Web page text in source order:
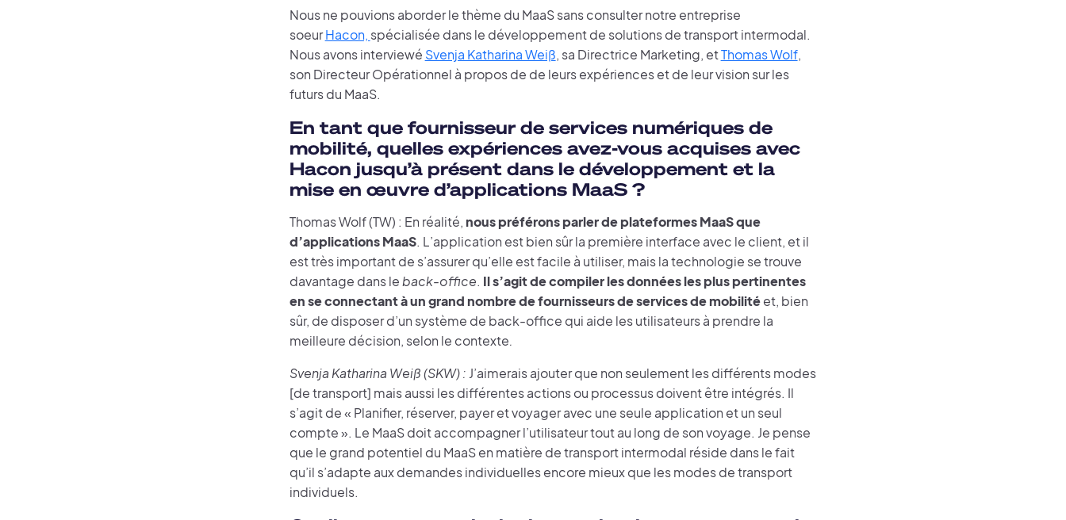
Nous ne pouvions aborder le thème du MaaS sans consulter notre entreprise
soeurHacon, spécialisée dans le développement de solutions de transport intermodal.
Nous avons interviewé Svenja Katharina Weiß, sa Directrice Marketing, etThomas Wolf,
son Directeur Opérationnel à propos de de leurs expériences et de leur vision sur les
futurs du MaaS.
En tant que fournisseur de services numériques de
mobilité, quelles expériences avez-vous acquises avec
Hacon jusqu’à présent dans le développement et la
mise en œuvre d’applications MaaS ?
Thomas Wolf (TW) : En réalité, nous préférons parler de plateformes MaaS que
d’applications MaaS. L’application est bien sûr la première interface avec le client, et il
est très important de s’assurer qu’elle est facile à utiliser, mais la technologie se trouve
davantage dans leback-office. Il s’agit de compiler les données les plus pertinentes
en se connectant à un grand nombre de fournisseurs de services de mobilitéet, bien
sûr, de disposer d’un système de back-office qui aide les utilisateurs à prendre la
meilleure décision, selon le contexte.
Svenja Katharina Weiß (SKW) : J’aimerais ajouter que non seulement les différents modes
[de transport] mais aussi les différentes actions ou processus doivent être intégrés. Il
s’agit de « Planifier, réserver, payer et voyager avec une seule application et un seul
compte ». Le MaaS doit accompagner l’utilisateur tout au long de son voyage. Je pense
que le grand potentiel du MaaS en matière de transport intermodal réside dans le fait
qu’il s’adapte aux demandes individuelles encore mieux que les modes de transport
individuels.